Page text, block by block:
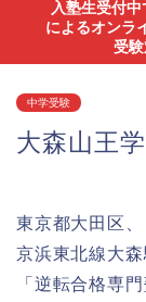
入塾生受付
によるオンラ
受験
中学受験
大森山王
東京都大田区、
京浜東北線大
「逆転合格専